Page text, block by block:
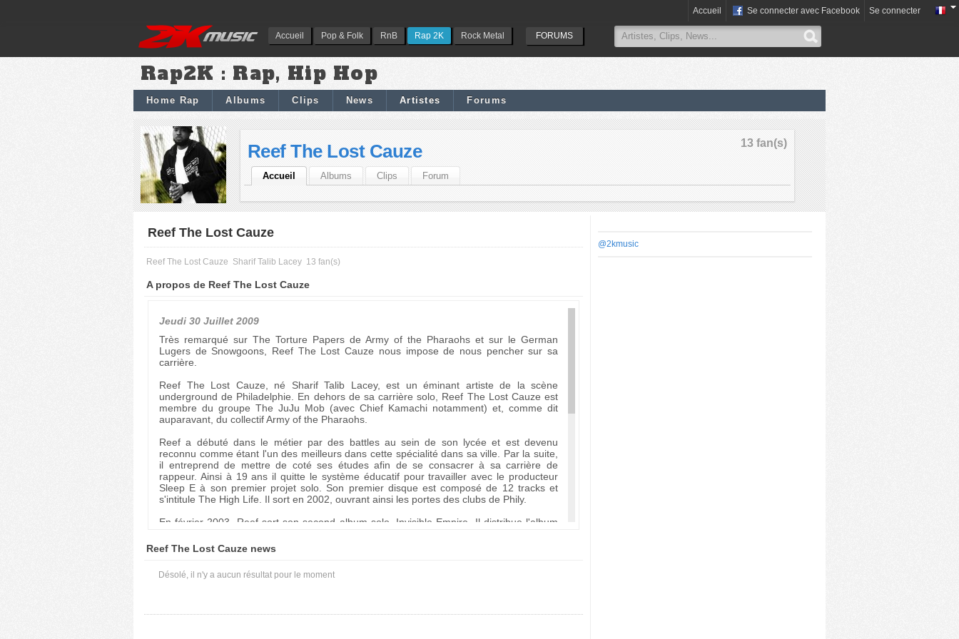
Accueil Pop & Folk RnB Rap 2K Rock Metal FORUMS
Accueil Se connecter avec Facebook Se connecter
Rap2K : Rap, Hip Hop
Home Rap Albums Clips News Artistes Forums
13 fan(s)
Reef The Lost Cauze
Accueil Albums Clips Forum
Reef The Lost Cauze
Reef The Lost Cauze Sharif Talib Lacey 13 fan(s)
A propos de Reef The Lost Cauze
Jeudi 30 Juillet 2009
Très remarqué sur The Torture Papers de Army of the Pharaohs et sur le German
Lugers de Snowgoons, Reef The Lost Cauze nous impose de nous pencher sur sa
carrière.
Reef The Lost Cauze, né Sharif Talib Lacey, est un éminant artiste de la scène
underground de Philadelphie. En dehors de sa carrière solo, Reef The Lost Cauze est
membre du groupe The JuJu Mob (avec Chief Kamachi notamment) et, comme dit
auparavant, du collectif Army of the Pharaohs.
Reef a débuté dans le métier par des battles au sein de son lycée et est devenu
reconnu comme étant l'un des meilleurs dans cette spécialité dans sa ville. Par la suite,
il entreprend de mettre de coté ses études afin de se consacrer à sa carrière de
rappeur. Ainsi à 19 ans il quitte le système éducatif pour travailler avec le producteur
Sleep E à son premier projet solo. Son premier disque est composé de 12 tracks et
s'intitule The High Life. Il sort en 2002, ouvrant ainsi les portes des clubs de Phily.
En février 2003, Reef sort son second album solo, Invisible Empire. Il distribue l'album
Mic Check Battle à Philadelphie et prend la seconde place du Blaze Freestyle Battle à
JuJu Mob de Chief Kamachi. Le groupe sort la même année Black Candles. Les choses
Reef The Lost Cauze news
Désolé, il n'y a aucun résultat pour le moment
@2kmusic